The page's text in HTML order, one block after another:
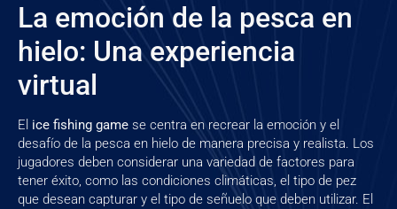
La emoción de la pesca en
hielo: Una experiencia
virtual
El ice fishing game se centra en recrear la emoción y el
desafío de la pesca en hielo de manera precisa y realista. Los
jugadores deben considerar una variedad de factores para
tener éxito, como las condiciones climáticas, el tipo de pez
que desean capturar y el tipo de señuelo que deben utilizar. El